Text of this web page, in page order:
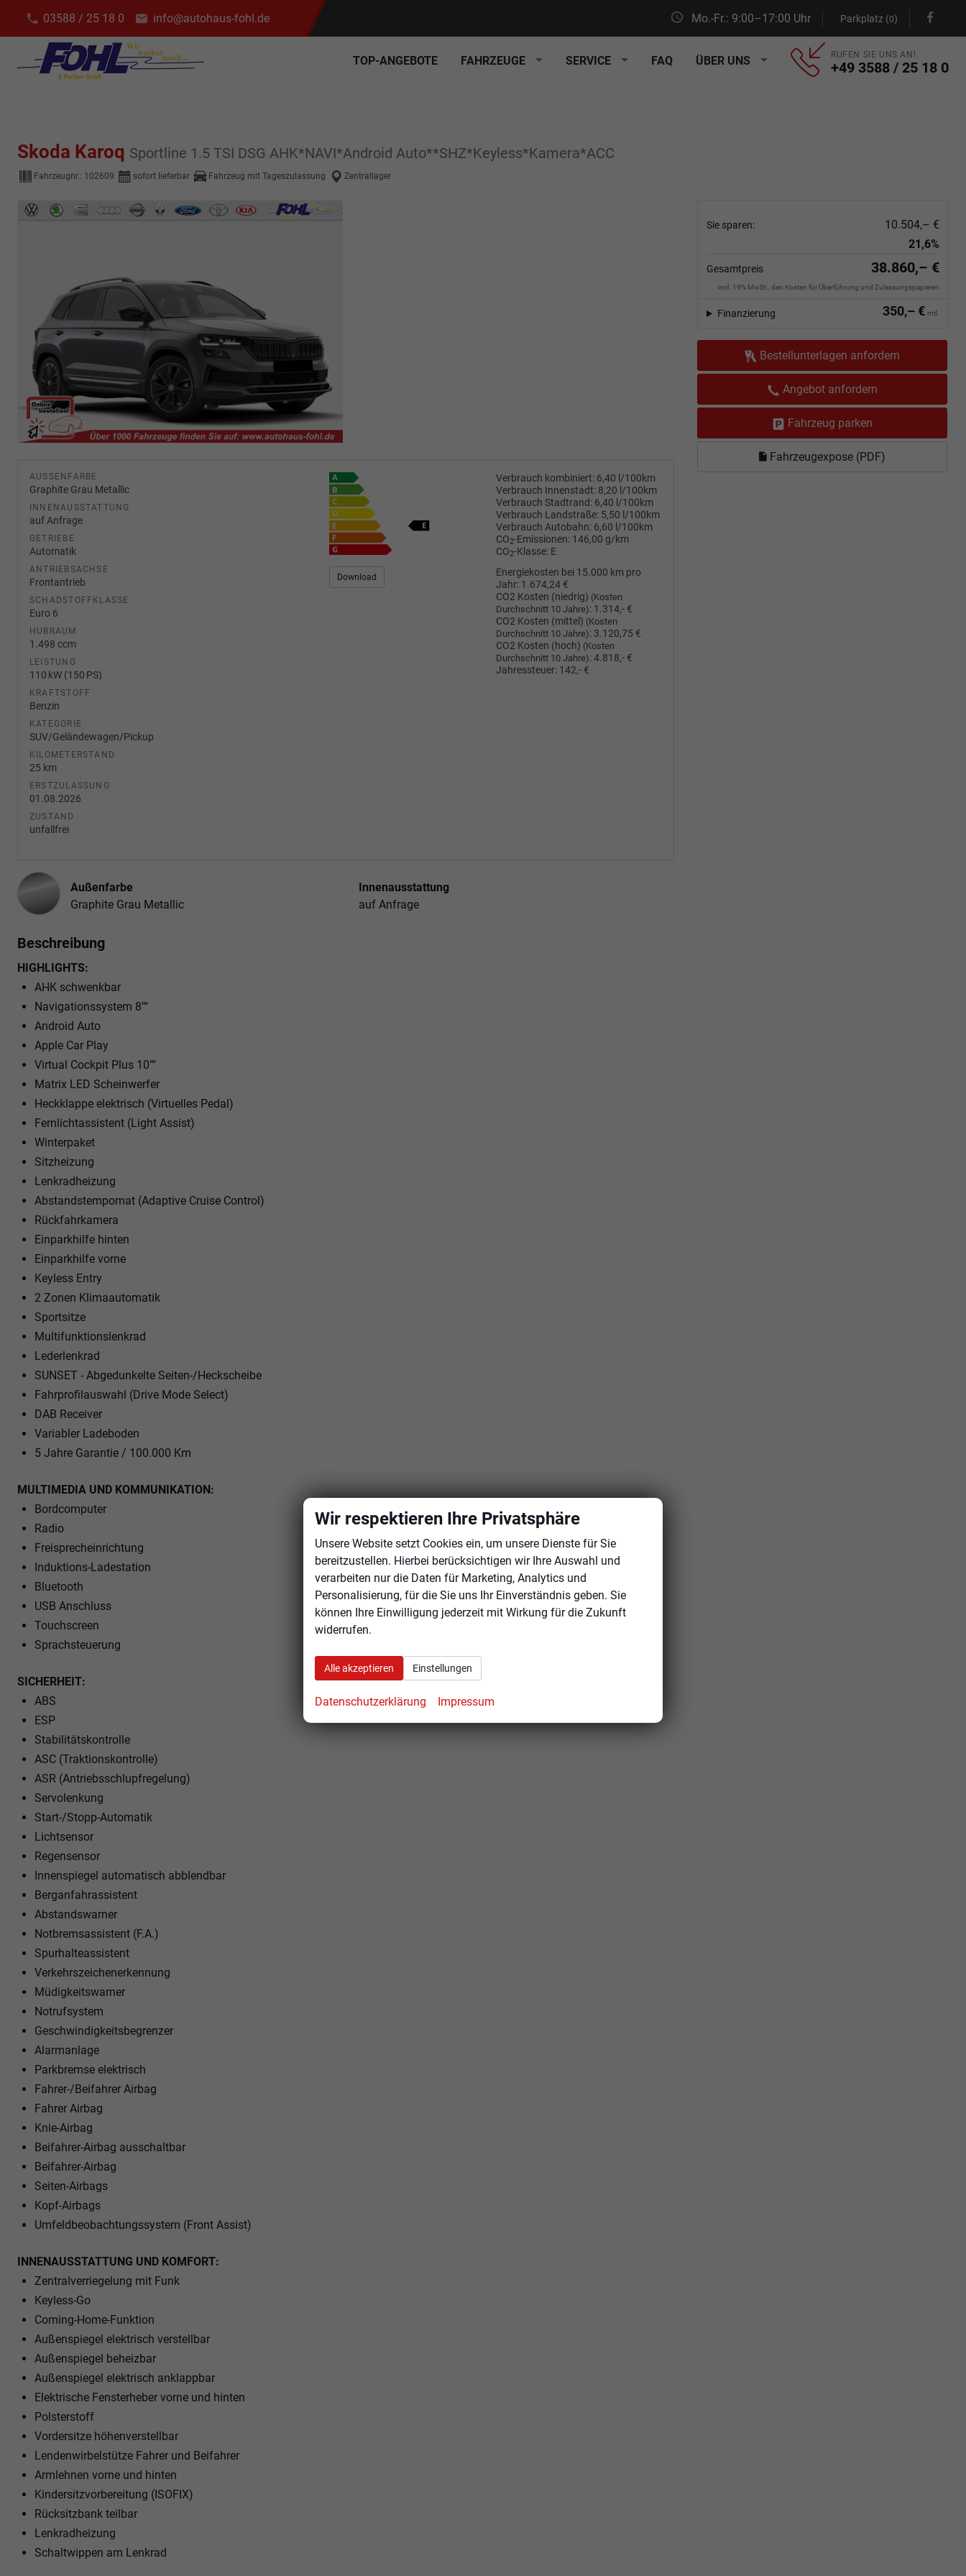
03588 / 25 18 0 info@autohaus-fohl.de Mo.-Fr.: 9:00–17:00 Uhr Parkplatz (0)
TOP-ANGEBOTE FAHRZEUGE SERVICE FAQ ÜBER UNS RUFEN SIE UNS AN!
+49 3588 / 25 18 0
Skoda Karoq Sportline 1.5 TSI DSG AHK*NAVI*Android Auto**SHZ*Keyless*Kamera*ACC
Fahrzeugnr.: 102609 sofort lieferbar Fahrzeug mit Tageszulassung Zentrallager
Sie sparen:
10.504,– €
21,6%
Gesamtpreis 38.860,– €
incl. 19% MwSt., den Kosten für Überführung und Zulassungspapieren
350,– € mtl.
Finanzierung
Bestellunterlagen anfordern
Angebot anfordern
Fahrzeug parken
Fahrzeugexpose (PDF)
AUSSENFARBE
Graphite Grau Metallic
INNENAUSSTATTUNG
auf Anfrage
GETRIEBE
Automatik
ANTRIEBSACHSE
Frontantrieb
SCHADSTOFFKLASSE
Euro 6
HUBRAUM
1.498 ccm
LEISTUNG
110 kW (150 PS)
KRAFTSTOFF
Benzin
KATEGORIE
SUV/Geländewagen/Pickup
KILOMETERSTAND
25 km
ERSTZULASSUNG
01.08.2026
ZUSTAND
unfallfrei
Verbrauch kombiniert: 6,40 l/100km
Verbrauch Innenstadt: 8,20 l/100km
Verbrauch Stadtrand: 6,40 l/100km
Verbrauch Landstraße: 5,50 l/100km
Verbrauch Autobahn: 6,60 l/100km
CO2-Emissionen: 146,00 g/km
CO2-Klasse: E
Download
Energiekosten bei 15.000 km pro
Jahr: 1.674,24 €
CO2 Kosten (niedrig) (Kosten
Durchschnitt 10 Jahre): 1.314,- €
CO2 Kosten (mittel) (Kosten
Durchschnitt 10 Jahre): 3.120,75 €
CO2 Kosten (hoch) (Kosten
Durchschnitt 10 Jahre):4.818,- €
Jahressteuer: 142,- €
Außenfarbe
Graphite Grau Metallic
Innenausstattung
auf Anfrage
Beschreibung
HIGHLIGHTS:
AHK schwenkbar
Navigationssystem 8""
Android Auto
Apple Car Play
Virtual Cockpit Plus 10""
Matrix LED Scheinwerfer
Heckklappe elektrisch (Virtuelles Pedal)
Fernlichtassistent (Light Assist)
Winterpaket
Sitzheizung
Lenkradheizung
Abstandstempomat (Adaptive Cruise Control)
Rückfahrkamera
Einparkhilfe hinten
Einparkhilfe vorne
Keyless Entry
2 Zonen Klimaautomatik
Sportsitze
Multifunktionslenkrad
Lederlenkrad
SUNSET - Abgedunkelte Seiten-/Heckscheibe
Fahrprofilauswahl (Drive Mode Select)
DAB Receiver
Variabler Ladeboden
5 Jahre Garantie / 100.000 Km
MULTIMEDIA UND KOMMUNIKATION:
Bordcomputer
Radio
Freisprecheinrichtung
Induktions-Ladestation
Bluetooth
USB Anschluss
Touchscreen
Sprachsteuerung
SICHERHEIT:
ABS
ESP
Stabilitätskontrolle
ASC (Traktionskontrolle)
ASR (Antriebsschlupfregelung)
Servolenkung
Start-/Stopp-Automatik
Lichtsensor
Regensensor
Innenspiegel automatisch abblendbar
Berganfahrassistent
Abstandswarner
Notbremsassistent (F.A.)
Spurhalteassistent
Verkehrszeichenerkennung
Müdigkeitswarner
Notrufsystem
Geschwindigkeitsbegrenzer
Alarmanlage
Parkbremse elektrisch
Fahrer-/Beifahrer Airbag
Fahrer Airbag
Knie-Airbag
Beifahrer-Airbag ausschaltbar
Beifahrer-Airbag
Seiten-Airbags
Kopf-Airbags
Umfeldbeobachtungssystem (Front Assist)
INNENAUSSTATTUNG UND KOMFORT:
Zentralverriegelung mit Funk
Keyless-Go
Coming-Home-Funktion
Außenspiegel elektrisch verstellbar
Außenspiegel beheizbar
Außenspiegel elektrisch anklappbar
Elektrische Fensterheber vorne und hinten
Polsterstoff
Vordersitze höhenverstellbar
Lendenwirbelstütze Fahrer und Beifahrer
Armlehnen vorne und hinten
Kindersitzvorbereitung (ISOFIX)
Rücksitzbank teilbar
Lenkradheizung
Schaltwippen am Lenkrad
Wir respektieren Ihre Privatsphäre
Unsere Website setzt Cookies ein, um unsere Dienste für Sie
bereitzustellen. Hierbei berücksichtigen wir Ihre Auswahl und
verarbeiten nur die Daten für Marketing, Analytics und
Personalisierung, für die Sie uns Ihr Einverständnis geben. Sie
können Ihre Einwilligung jederzeit mit Wirkung für die Zukunft
widerrufen.
Alle akzeptieren Einstellungen
Datenschutzerklärung Impressum